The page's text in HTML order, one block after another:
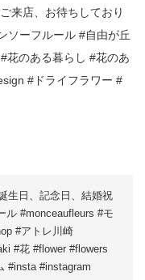
生日、記念日、結婚祝
ル #monceaufleurs #モ
#アトレ川崎
#花 #flower #flowers
#insta #instagram